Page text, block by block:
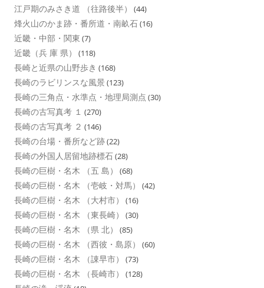
江戸期のみさき道 （往路後半） (44)
烽火山のかま跡・番所道・南畝石(16)
近畿・中部・関東 (7)
近畿（兵 庫 県） (118)
長崎と近県の山野歩き (168)
長崎のラビリンスな風景 (123)
長崎の三角点・水準点・地理局測点 (30)
長崎の古写真考 １ (270)
長崎の古写真考 ２ (146)
長崎の台場・番所など跡(22)
長崎の外国人居留地跡標石(28)
長崎の巨樹・名木 （五 島） (68)
長崎の巨樹・名木 （壱岐・対馬） (42)
長崎の巨樹・名木 （大村市） (16)
長崎の巨樹・名木 （東長崎） (30)
長崎の巨樹・名木 （県 北） (85)
長崎の巨樹・名木 （西彼・島原） (60)
長崎の巨樹・名木 （諌早市） (73)
長崎の巨樹・名木 （長崎市） (128)